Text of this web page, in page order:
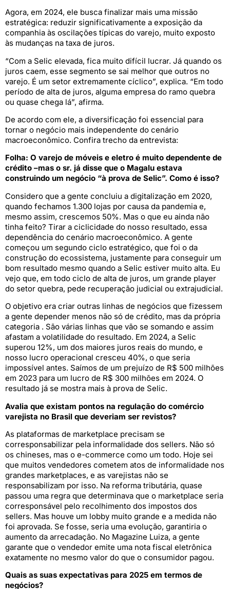
Agora, em 2024, ele busca finalizar mais uma missão
estratégica: reduzir significativamente a exposição da
companhia às oscilações típicas do varejo, muito exposto
às mudanças na taxa de juros.
“Com a Selic elevada, fica muito difícil lucrar. Já quando os
juros caem, esse segmento se sai melhor que outros no
varejo. É um setor extremamente cíclico”, explica. “Em todo
período de alta de juros, alguma empresa do ramo quebra
ou quase chega lá”, afirma.
De acordo com ele, a diversificação foi essencial para
tornar o negócio mais independente do cenário
macroeconômico. Confira trecho da entrevista:
Folha: O varejo de móveis e eletro é muito dependente de
crédito –mas o sr. já disse que o Magalu estava
construindo um negócio “à prova de Selic”. Como é isso?
Considero que a gente concluiu a digitalização em 2020,
quando fechamos 1.300 lojas por causa da pandemia e,
mesmo assim, crescemos 50%. Mas o que eu ainda não
tinha feito? Tirar a ciclicidade do nosso resultado, essa
dependência do cenário macroeconômico. A gente
começou um segundo ciclo estratégico, que foi o da
construção do ecossistema, justamente para conseguir um
bom resultado mesmo quando a Selic estiver muito alta. Eu
vejo que, em todo ciclo de alta de juros, um grande player
do setor quebra, pede recuperação judicial ou extrajudicial.
O objetivo era criar outras linhas de negócios que fizessem
a gente depender menos não só de crédito, mas da própria
categoria . São várias linhas que vão se somando e assim
afastam a volatilidade do resultado. Em 2024, a Selic
superou 12%, um dos maiores juros reais do mundo, e
nosso lucro operacional cresceu 40%, o que seria
impossível antes. Saímos de um prejuízo de R$ 500 milhões
em 2023 para um lucro de R$ 300 milhões em 2024. O
resultado já se mostra mais à prova de Selic.
Avalia que existam pontos na regulação do comércio
varejista no Brasil que deveriam ser revistos?
As plataformas de marketplace precisam se
corresponsabilizar pela informalidade dos sellers. Não só
os chineses, mas o e-commerce como um todo. Hoje sei
que muitos vendedores cometem atos de informalidade nos
grandes marketplaces, e as varejistas não se
responsabilizam por isso. Na reforma tributária, quase
passou uma regra que determinava que o marketplace seria
corresponsável pelo recolhimento dos impostos dos
sellers. Mas houve um lobby muito grande e a medida não
foi aprovada. Se fosse, seria uma evolução, garantiria o
aumento da arrecadação. No Magazine Luiza, a gente
garante que o vendedor emite uma nota fiscal eletrônica
exatamente no mesmo valor do que o consumidor pagou.
Quais as suas expectativas para 2025 em termos de
negócios?